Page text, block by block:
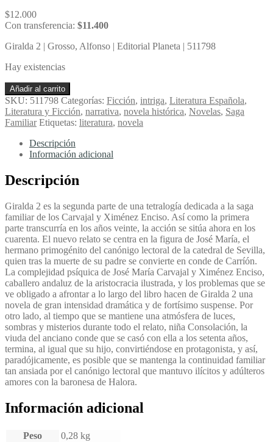
$12.000
Con transferencia: $11.400
Giralda 2 | Grosso, Alfonso | Editorial Planeta | 511798
Hay existencias
Giralda
2
-
Grosso,
cantidad
Añadir al carrito
SKU: 511798 Categorías: Ficción, intriga, Literatura Española,
Literatura y Ficción, narrativa, novela histórica, Novelas, Saga
Familiar Etiquetas: literatura, novela
Descripción
Información adicional
Descripción
Giralda 2 es la segunda parte de una tetralogía dedicada a la saga
familiar de los Carvajal y Ximénez Enciso. Así como la primera
parte transcurría en los años veinte, la acción se sitúa ahora en los
cuarenta. El nuevo relato se centra en la figura de José María, el
hermano primogénito del canónigo lectoral de la catedral de Sevilla,
quien tras la muerte de su padre se convierte en conde de Carríón.
La complejidad psíquica de José María Carvajal y Ximénez Enciso,
caballero andaluz de la aristocracia ilustrada, y los problemas que se
ve obligado a afrontar a lo largo del libro hacen de Giralda 2 una
novela de gran intensidad dramática y de fortísimo suspense. Por
otro lado, al tiempo que se mantiene una atmósfera de luces,
sombras y misterios durante todo el relato, niña Consolación, la
viuda del anciano conde que se casó con ella a los setenta años,
termina, al igual que su hijo, convirtiéndose en protagonista, y así,
paradójicamente, es posible que se mantenga la continuidad familiar
tan ansiada por el canónigo lectoral que mantuvo ilícitos y adúlteros
amores con la baronesa de Halora.
Información adicional
Peso
0,28 kg